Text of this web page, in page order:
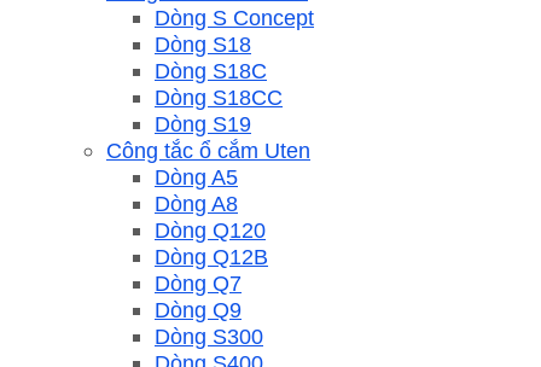
Dòng S Concept
Dòng S18
Dòng S18C
Dòng S18CC
Dòng S19
Công tắc ổ cắm Uten
Dòng A5
Dòng A8
Dòng Q120
Dòng Q12B
Dòng Q7
Dòng Q9
Dòng S300